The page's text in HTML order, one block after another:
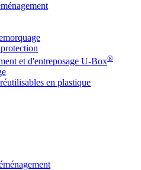
et d'entreposage U-Box®
en plastique